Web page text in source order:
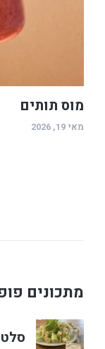
מוס תותים
מאי 19, 2026
מתכונים